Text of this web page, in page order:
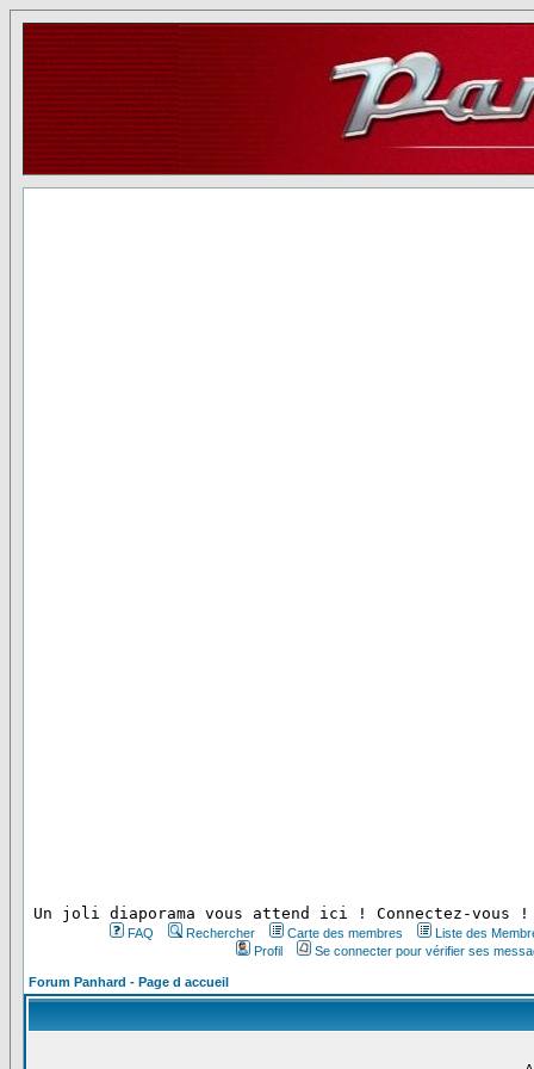
Un joli diaporama vous attend ici ! Connectez-vous !
FAQ Rechercher Carte des membres
Liste des
Profil
Se connecter pour vérifier ses
Forum Panhard - Page d accueil